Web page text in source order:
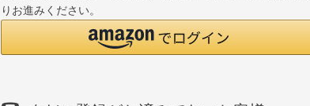
りお進みください。